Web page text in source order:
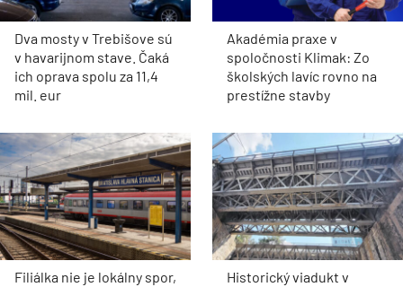
Dva mosty v Trebišove sú
v havarijnom stave. Čaká
ich oprava spolu za 11,4
mil. eur
Akadémia praxe v
spoločnosti Klimak: Zo
školských lavíc rovno na
prestížne stavby
Filiálka nie je lokálny spor,
Historický viadukt v